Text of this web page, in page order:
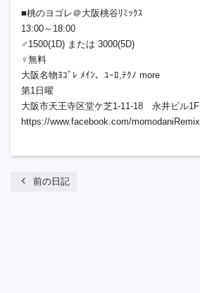
■桃のヨゴレ＠大阪桃谷ﾘﾐｯｸｽ
13:00～18:00
♂1500(1D) または 3000(5D)
♀無料
大阪名物ﾖｺﾞﾚ ﾒｲﾝ、ﾕｰﾛ,ﾃｸﾉ more
第1日曜
大阪市天王寺区堂ケ芝1-11-18 永井ビル1F
https://www.facebook.com/momodaniRemix
chevron_left 前の日記